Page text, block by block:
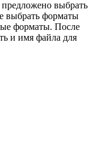
выбрать
выбрать форматы
форматы. После
и имя файла для